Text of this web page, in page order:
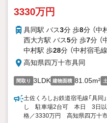
3330万円
具同駅 バス3分 歩8分 （中
西大方駅 バス5分 歩7分 （
中村駅 歩28分 （中村宿毛線
高知県四万十市具同
間取り 3LDK 建物面積 81.05m²
土佐くろしお鉄道宿毛線「具同
し 駐車場2台可 本日 3日
格／3330万円 高知県四万十